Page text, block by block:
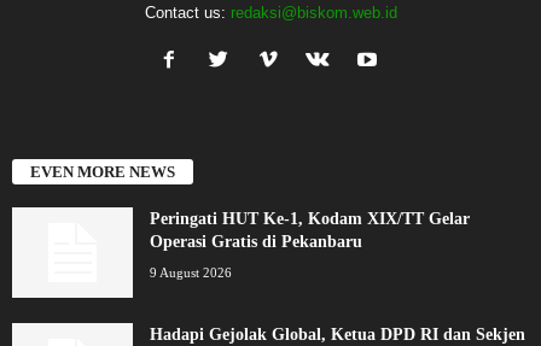
Contact us: redaksi@biskom.web.id
EVEN MORE NEWS
Peringati HUT Ke-1, Kodam XIX/TT Gelar
Operasi Gratis di Pekanbaru
9 August 2026
Hadapi Gejolak Global, Ketua DPD RI dan Sekjen